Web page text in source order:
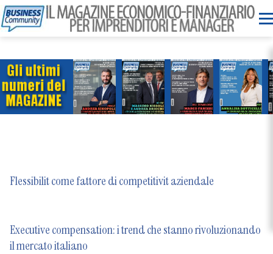
Flessibilit come fattore di competitivit aziendale
Executive compensation: i trend che stanno rivoluzionando
il mercato italiano